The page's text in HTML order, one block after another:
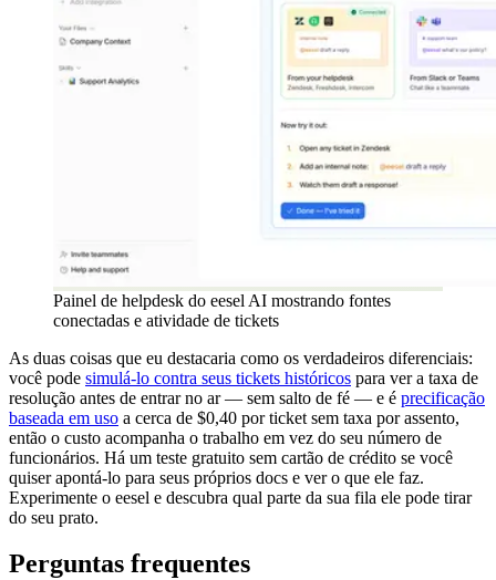
Painel de helpdesk do eesel AI mostrando fontes
conectadas e atividade de tickets
As duas coisas que eu destacaria como os verdadeiros diferenciais:
você pode simulá-lo contra seus tickets históricos para ver a taxa de
resolução antes de entrar no ar — sem salto de fé — e é precificação
baseada em uso a cerca de $0,40 por ticket sem taxa por assento,
então o custo acompanha o trabalho em vez do seu número de
funcionários. Há um teste gratuito sem cartão de crédito se você
quiser apontá-lo para seus próprios docs e ver o que ele faz.
Experimente o eesel e descubra qual parte da sua fila ele pode tirar
do seu prato.
Perguntas frequentes